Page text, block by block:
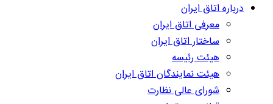
درباره اتاق ایران
معرفی اتاق ایران
ساختار اتاق ایران
هیئت رئیسه
هیئت نمایندگان اتاق ایران
شورای عالی نظارت